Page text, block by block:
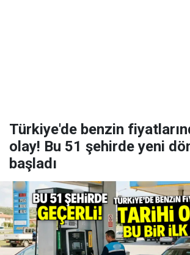
Türkiye'de benzin
olay! Bu 51 şehirde yeni
başladı